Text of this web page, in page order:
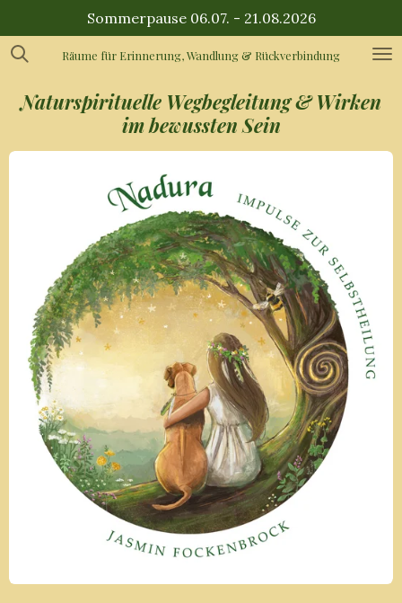
Hauptinhalt
springenRäume für Erinnerung, Wandlung & Rückverbindung
Sommerpause 06.07. - 21.08.2026
Naturspirituelle Wegbegleitung &Wirken
im bewussten Sein